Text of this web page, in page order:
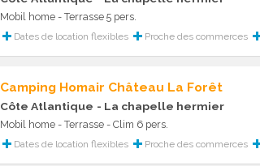
Mobil home - Terrasse 5 pers.
Dates de location flexibles Proche des commerces
Camping Homair Château La Forêt
Côte Atlantique - La chapelle hermier
Mobil home - Terrasse - Clim 6 pers.
Dates de location flexibles Proche des commerces